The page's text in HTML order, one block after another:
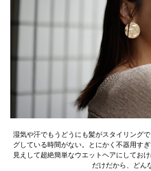
湿気や汗でもうどうにも髪がスタイリング
グしている時間がない。とにかく不器用す
見えして超絶簡単なウエットヘアにしてお
だけだから、どん